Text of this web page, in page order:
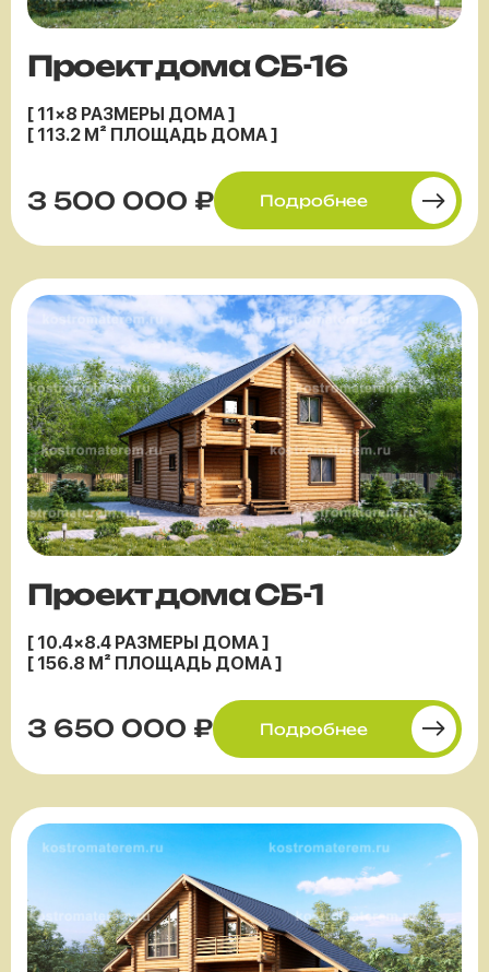
Проект дома СБ-16
[ 11×8 РАЗМЕРЫ ДОМА ]
[ 113.2 М² ПЛОЩАДЬ ДОМА ]
3 500 000 ₽ Подробнее
Проект дома СБ-1
[ 10.4×8.4 РАЗМЕРЫ ДОМА ]
[ 156.8 М² ПЛОЩАДЬ ДОМА ]
3 650 000 ₽ Подробнее